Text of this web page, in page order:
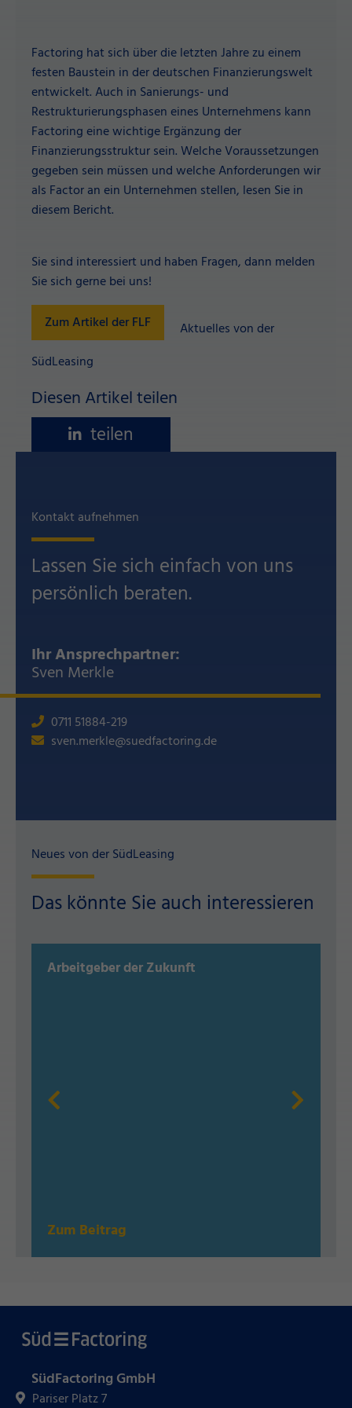
Factoring hat sich über die letzten Jahre zu einem
festen Baustein in der deutschen Finanzierungswelt
entwickelt. Auch in Sanierungs- und
Restrukturierungsphasen eines Unternehmens kann
Factoring eine wichtige Ergänzung der
Finanzierungsstruktur sein. Welche Voraussetzungen
gegeben sein müssen und welche Anforderungen wir
als Factor an ein Unternehmen stellen, lesen Sie in
diesem Bericht.
Sie sind interessiert und haben Fragen, dann melden
Sie sich gerne bei uns!
Zum Artikel der FLF
Aktuelles von der
SüdLeasing
Diesen Artikel teilen
teilen
Kontakt aufnehmen
Lassen Sie sich einfach von uns
persönlich beraten.
Ihr Ansprechpartner:
Sven Merkle
0711 51884-219
sven.merkle@suedfactoring.de
Neues von der SüdLeasing
Das könnte Sie auch interessieren
Arbeitgeber der Zukunft
Zum Beitrag
SüdFactoring GmbH
Pariser Platz 7